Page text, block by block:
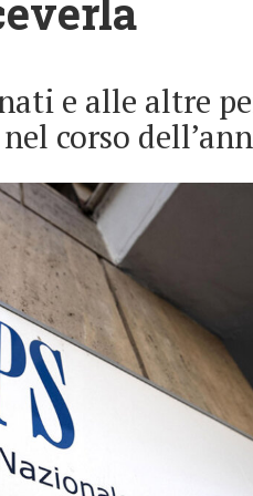
e alle altre
corso